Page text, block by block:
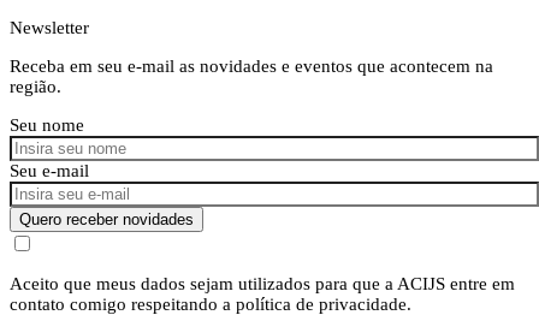
Newsletter
Receba em seu e-mail as novidades e eventos que acontecem na
região.
Seu nome
Seu e-mail
Quero receber novidades
Aceito que meus dados sejam utilizados para que a ACIJS entre em
contato comigo respeitando a política de privacidade.